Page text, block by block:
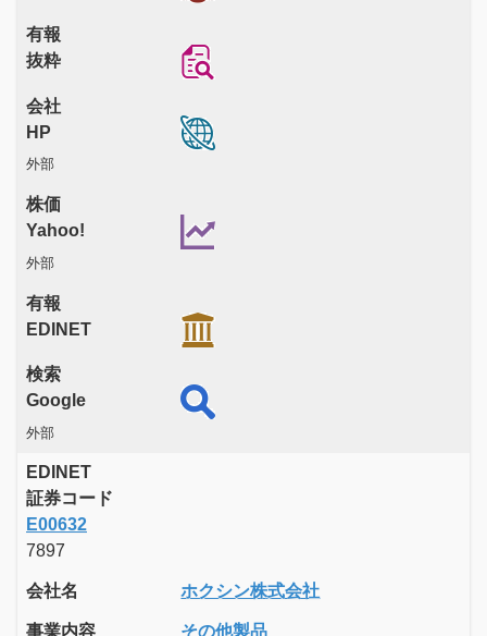
有報
抜粋
会社
HP
外部
株価
Yahoo!
外部
有報
EDINET
検索
Google
外部
EDINET
証券コード
E00632
7897
会社名 ホクシン株式会社
事業内容 その他製品